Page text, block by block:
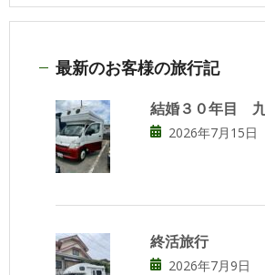
最新のお客様の旅行記
結婚３０年目
2026年7月15日
終活旅行
2026年7月9日